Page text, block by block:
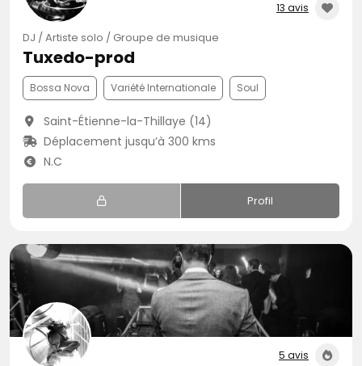
13 avis
DJ / Artiste solo / Groupe de musique
Tuxedo-prod
Bossa Nova Variété Internationale Soul
Saint-Étienne-la-Thillaye (14)
Déplacement jusqu’à 300 kms
N.C
Profil
5 avis